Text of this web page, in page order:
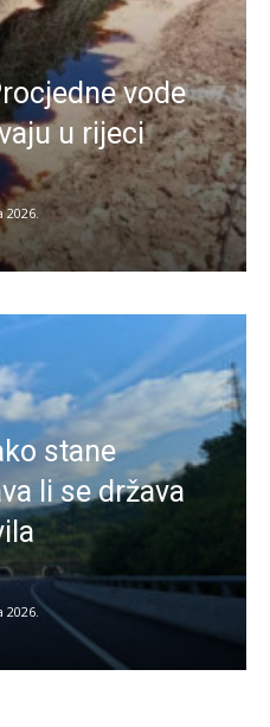
vode
u rijeci
2026.
stane
li se država
2026.